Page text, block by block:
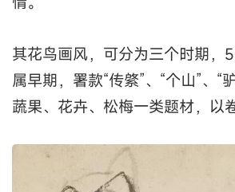
其花鸟画风，可分为三个时期，
属早期，署款“传綮”、“个山”、“
蔬果、花卉、松梅一类题材，以